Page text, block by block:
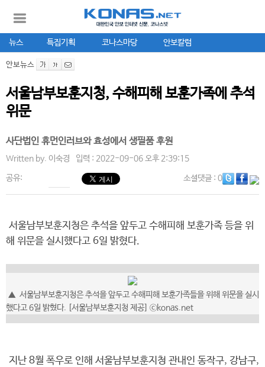
뉴스 특집기획 코나스마당 안보칼럼
안보뉴스
서울남부보훈지청, 수해피해 보훈가족에 추석
위문
사단법인 휴먼인러브와 효성에서 생필품 후원
Written by. 이숙경 입력 : 2022-09-06 오후 2:39:15
공유: 소셜댓글: 0
서울남부보훈지청은 추석을 앞두고 수해피해 보훈가족 등을 위
해 위문을 실시했다고 6일 밝혔다.
▲ 서울남부보훈지청은 추석을 앞두고 수해피해 보훈가족들을 위해 위문을 실시
했다고 6일 밝혔다. [서울남부보훈지청 제공] ⓒkonas.net
지난 8월 폭우로 인해 서울남부보훈지청 관내인 동작구, 강남구,